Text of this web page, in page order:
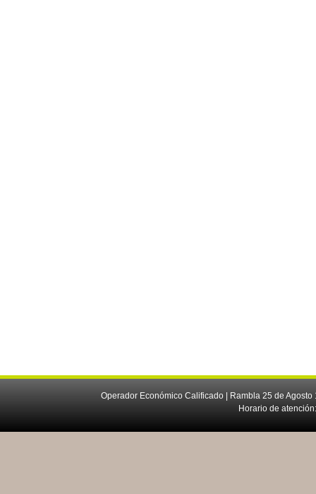
Operador Económico Calificado | Rambla 25 de
Horario de